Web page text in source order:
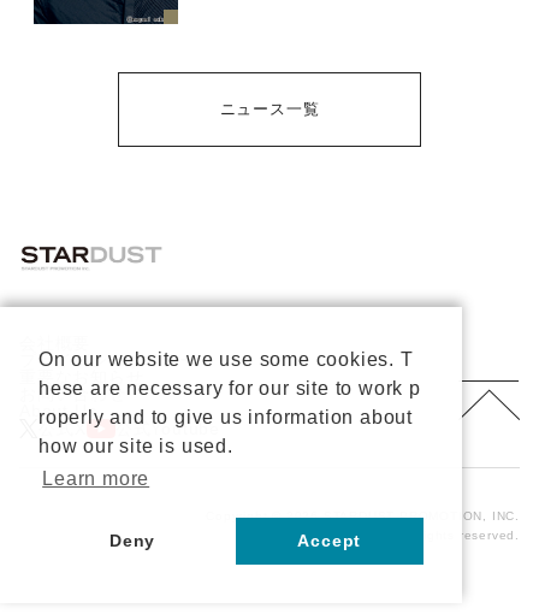
ニュース一覧
プライバシーポリシー
重要なお知らせ
お問い合わせ
About Us
公式X
公式Youtube
Copyright © 2026 STARDUST PROMOTION, INC.
All rights reserved.
On our website we use some cookies. T
hese are necessary for our site to work p
roperly and to give us information about
how our site is used.
Learn more
Deny Accept